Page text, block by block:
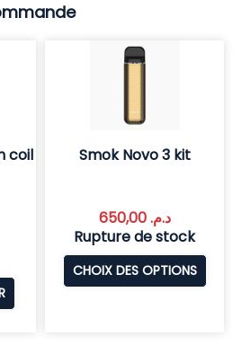
coil Smok Novo 3 kit
د.م.650,00
Rupture de stock
CHOIX DES OPTIONS